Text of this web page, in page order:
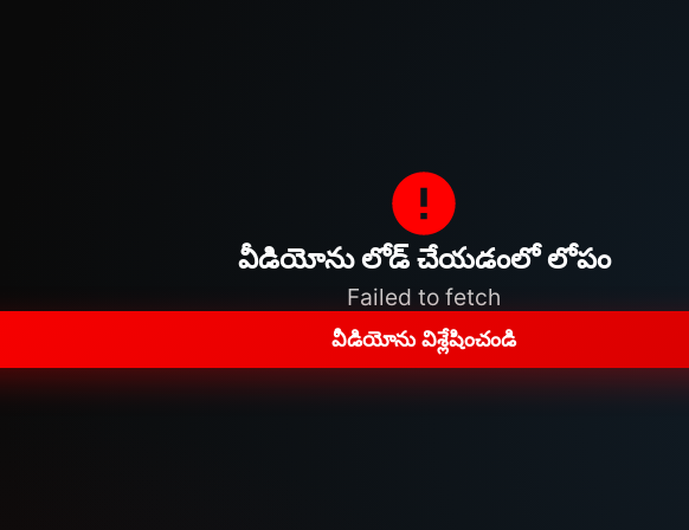
వీడియోను లోడ్ చేయడంలో లోపం
Failed to fetch
వీడియోను విశ్లేషించండి